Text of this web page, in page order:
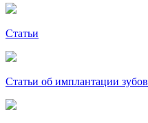
Статьи
Статьи об имплантации зубов